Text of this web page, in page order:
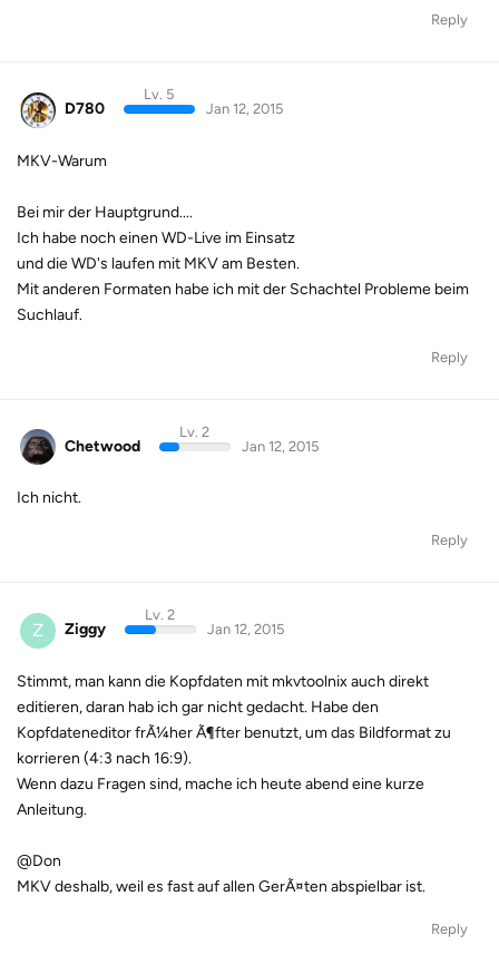
Reply
D780
Lv. 5
Jan 12, 2015
MKV-Warum
Bei mir der Hauptgrund....
Ich habe noch einen WD-Live im Einsatz
und die WD's laufen mit MKV am Besten.
Mit anderen Formaten habe ich mit der Schachtel Probleme beim
Suchlauf.
Reply
Chetwood
Lv. 2
Jan 12, 2015
Ich nicht.
Reply
Z Ziggy
Lv. 2
Jan 12, 2015
Stimmt, man kann die Kopfdaten mit mkvtoolnix auch direkt
editieren, daran hab ich gar nicht gedacht. Habe den
Kopfdateneditor frÃ¼her Ã¶fter benutzt, um das Bildformat zu
korrieren (4:3 nach 16:9).
Wenn dazu Fragen sind, mache ich heute abend eine kurze
Anleitung.
@Don
MKV deshalb, weil es fast auf allen GerÃ¤ten abspielbar ist.
Reply